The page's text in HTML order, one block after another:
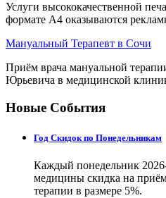
Услуги высококачественной
формате А4 оказываются
Мануальный Терапевт в Сочи
Приём врача мануальной
Юрьевича в медицинской
Новые События
Год Скидок по Понедельникам
Каждый понедельник
медицины скидка на
терапии в размере 5%.